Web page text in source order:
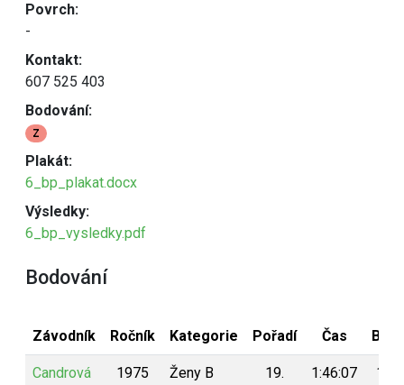
Povrch:
-
Kontakt:
607 525 403
Bodování:
Z
Plakát:
6_bp_plakat.docx
Výsledky:
6_bp_vysledky.pdf
Bodování
Závodník Ročník Kategorie Pořadí Čas Body
Candrová
1975 Ženy B 19. 1:46:07 100